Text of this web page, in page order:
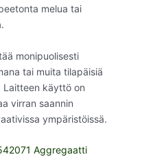
melua tai
monipuolisesti
tai muita tilapäisiä
Laitteen käyttö on
virran saannin
ympäristöissä.
Aggregaatti